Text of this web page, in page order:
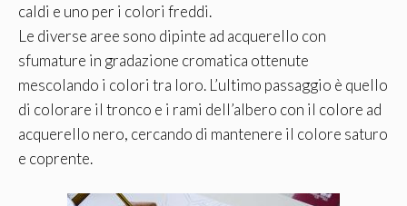
caldi e uno per i colori freddi.
Le diverse aree sono dipinte ad acquerello con
sfumature in gradazione cromatica ottenute
mescolando i colori tra loro. L’ultimo passaggio è quello
di colorare il tronco e i rami dell’albero con il colore ad
acquerello nero, cercando di mantenere il colore saturo
e coprente.